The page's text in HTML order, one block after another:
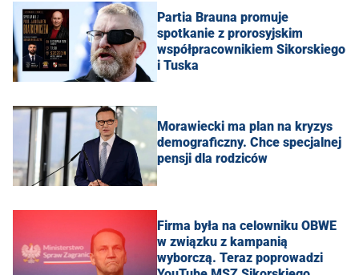
Partia Brauna promuje
spotkanie z prorosyjskim
współpracownikiem Sikorskiego
i Tuska
Morawiecki ma plan na kryzys
demograficzny. Chce specjalnej
pensji dla rodziców
Firma była na celowniku OBWE
w związku z kampanią
wyborczą. Teraz poprowadzi